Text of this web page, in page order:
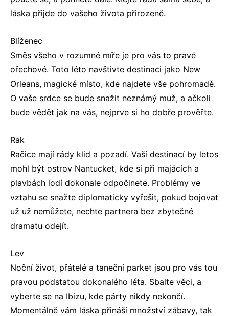
láska přijde do vašeho života přirozeně.
Blíženec
Směs všeho v rozumné míře je pro vás to pravé
ořechové. Toto léto navštivte destinaci jako New
Orleans, magické místo, kde najdete vše pohromadě.
O vaše srdce se bude snažit neznámý muž, a ačkoli
bude vědět jak na vás, nejprve si ho dobře prověřte.
Rak
Račice mají rády klid a pozadí. Vaší destinací by letos
mohl být ostrov Nantucket, kde si při majácích a
plavbách lodí dokonale odpočinete. Problémy ve
vztahu se snažte diplomaticky vyřešit, pokud bojovat
už už nemůžete, nechte partnera bez zbytečné
dramatu odejít.
Lev
Noční život, přátelé a taneční parket jsou pro vás tou
pravou podstatou dokonalého léta. Sbalte věci, a
vyberte se na Ibizu, kde párty nikdy nekončí.
Momentálně vám láska přináší množství zábavy, tak